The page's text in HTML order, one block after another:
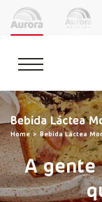
Bebida Láctea
Home Bebida Láctea
A gente